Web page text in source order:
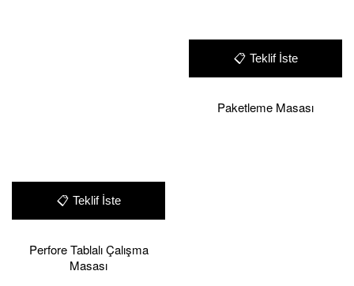
📋 Teklif İste
Paketleme Masası
📋 Teklif İste
Perfore Tablalı Çalışma
Masası